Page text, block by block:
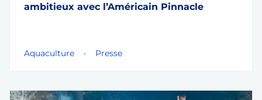
ambitieux avec l’Américain Pinnacle
Aquaculture Presse